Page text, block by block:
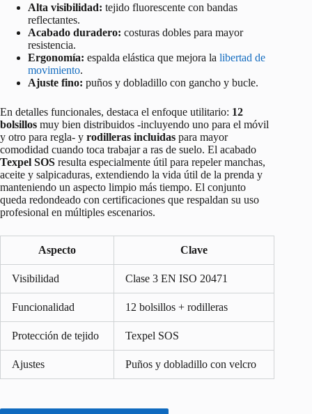
Alta visibilidad: tejido fluorescente con bandas
reflectantes.
Acabado duradero: costuras dobles para mayor
resistencia.
Ergonomía: espalda elástica que mejora la libertad de
movimiento.
Ajuste fino: puños y dobladillo con gancho y bucle.
En detalles funcionales, destaca el enfoque utilitario: 12
bolsillos muy bien distribuidos -incluyendo uno para el móvil
y otro para regla- y rodilleras incluidas para mayor
comodidad cuando toca trabajar a ras de suelo. El acabado
Texpel SOS resulta especialmente útil para repeler manchas,
aceite y salpicaduras, extendiendo la vida útil de la prenda y
manteniendo un aspecto limpio más tiempo. El conjunto
queda redondeado con certificaciones que respaldan su uso
profesional en múltiples escenarios.
Aspecto Clave
Visibilidad Clase 3 EN ISO 20471
Funcionalidad 12 bolsillos + rodilleras
Protección de tejido Texpel SOS
Ajustes Puños y dobladillo con velcro